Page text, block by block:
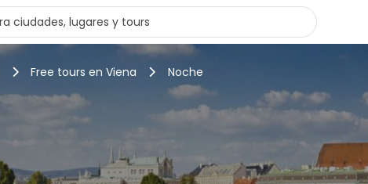
Free tours en Viena Noche